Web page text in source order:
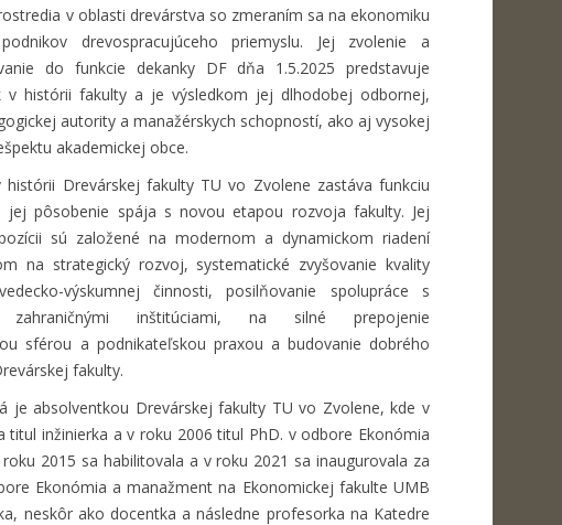
v oblasti drevárstva so zmeraním sa na ekonomiku
drevospracujúceho priemyslu. Jej zvolenie a
do funkcie dekanky DF dňa 1.5.2025 predstavuje
v histórii fakulty a je výsledkom jej dlhodobej odbornej,
autority a manažérskych schopností, ako aj vysokej
akademickej obce.
Drevárskej fakulty TU vo Zvolene zastáva funkciu
jej pôsobenie spája s novou etapou rozvoja fakulty. Jej
sú založené na modernom a dynamickom riadení
na strategický rozvoj, systematické zvyšovanie kvality
výskumnej činnosti, posilňovanie spolupráce s
inštitúciami, na silné prepojenie
sférou a podnikateľskou praxou a budovanie dobrého
fakulty.
je absolventkou Drevárskej fakulty TU vo Zvolene, kde v
titul inžinierka a v roku 2006 titul PhD. v odbore Ekonómia
2015 sa habilitovala a v roku 2021 sa inaugurovala za
Ekonómia a manažment na Ekonomickej fakulte UMB
neskôr ako docentka a následne profesorka na Katedre